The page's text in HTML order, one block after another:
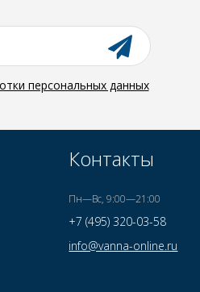
персональных данных
Контакты
Пн—Вс, 9:00—21:00
+7 (495) 320-03-58
info@vanna-online.ru